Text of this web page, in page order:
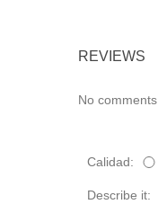
REVIEWS
No comments
Calidad:
Describe it: